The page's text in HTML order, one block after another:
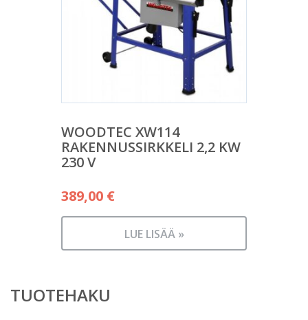
WOODTEC XW114
RAKENNUSSIRKKELI 2,2 KW
230 V
389,00 €
LUE LISÄÄ »
TUOTEHAKU